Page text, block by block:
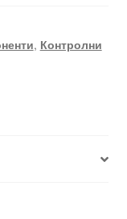
, Контролни